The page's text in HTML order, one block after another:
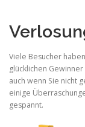
IMPRESSUM &
Viele Besucher
glücklichen
auch wenn Sie nicht
einige
gespannt.